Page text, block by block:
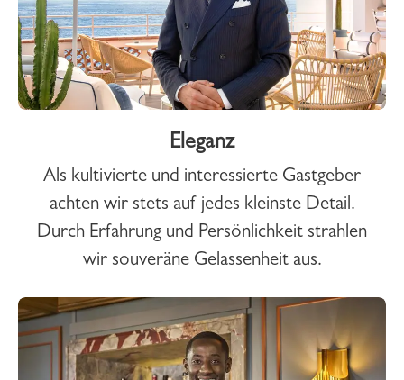
Eleganz
Als kultivierte und interessierte Gastgeber
achten wir stets auf jedes kleinste Detail.
Durch Erfahrung und Persönlichkeit strahlen
wir souveräne Gelassenheit aus.